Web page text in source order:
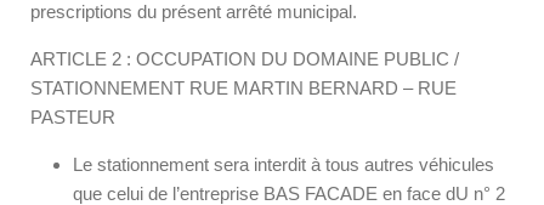
prescriptions du présent arrêté municipal.
ARTICLE 2 : OCCUPATION DU DOMAINE PUBLIC /
STATIONNEMENT RUE MARTIN BERNARD – RUE
PASTEUR
Le stationnement sera interdit à tous autres véhicules
que celui de l’entreprise BAS FACADE en face dU n° 2